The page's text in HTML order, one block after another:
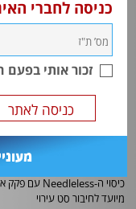
ניתוק ה-Needleless
טבול באלכוהול
חיבורNeedlelessסטרילי
כיסוי ה-Needlelessעם פקק
מיועד לחיבור סט עירוי
כניסה לחברי
זכור אותי